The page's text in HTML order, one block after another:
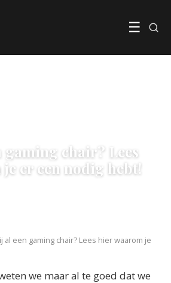
☰
gaming chair? Lees
er een nodig hebt!
al een gaming chair? Lees hier waarom je
we maar al te goed dat we